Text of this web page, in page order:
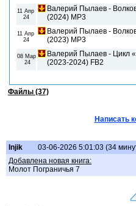
11 Апр
24
Валерий Пылаев -
(2024) МР3
11 Апр
24
Валерий Пылаев -
(2023) МР3
08 Мар
24
Валерий Пылаев - Цикл
(2023-2024) FB2
Файлы (37)
Написать
Injik
03-06-2026 5:01:03 (34
Добавлена новая книга:
Молот Пограничья 7